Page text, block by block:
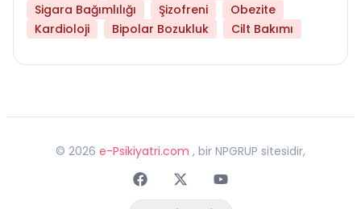
Sigara Bağımlılığı
Şizofreni
Obezite
Kardioloji
Bipolar Bozukluk Cilt Bakımı
© 2026 e-Psikiyatri.com , bir NPGRUP sitesidir,
FaceebokTwitterYoutube